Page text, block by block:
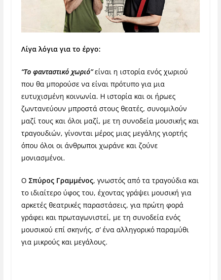
Λίγα λόγια για το έργο:
“Το φανταστικό χωριό”είναι η ιστορία ενός χωριού
που θα μπορούσε να είναι πρότυπο για μια
ευτυχισμένη κοινωνία. Η ιστορία και οι ήρωες
ζωντανεύουν μπροστά στους θεατές, συνομιλούν
μαζί τους και όλοι μαζί, με τη συνοδεία μουσικής και
τραγουδιών, γίνονται μέρος μιας μεγάλης γιορτής
όπου όλοι οι άνθρωποι χωράνε και ζούνε
μονιασμένοι.
Ο Σπύρος Γραμμένος, γνωστός από τα τραγούδια και
το ιδιαίτερο ύφος του, έχοντας γράψει μουσική για
αρκετές θεατρικές παραστάσεις, για πρώτη φορά
γράφει και πρωταγωνιστεί, με τη συνοδεία ενός
μουσικού επί σκηνής, σ’ ένα αλληγορικό παραμύθι
για μικρούς και μεγάλους.